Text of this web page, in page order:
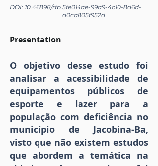
DOI: 10.46898/rfb.5fe014ae-99a9-4c10-8d6d-
a0ca805f952d
Presentation
O objetivo desse estudo foi
analisar a acessibilidade de
equipamentos públicos de
esporte e lazer para a
população com deficiência no
município de Jacobina-Ba,
visto que não existem estudos
que abordem a temática na